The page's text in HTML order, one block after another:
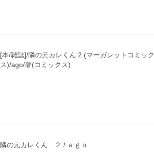
[本/雑誌]/隣の元カレくん 2 (マーガレットコミック
ス)/ago/著(コミックス)
隣の元カレくん ２ / ａｇｏ